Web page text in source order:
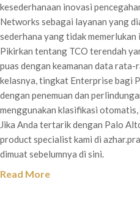
kesederhanaan inovasi
Networks sebagai layanan yang
sederhana yang tidak
Pikirkan tentang TCO terendah
puas dengan keamanan data
kelasnya, tingkat Enterprise bagi
dengan penemuan dan
menggunakan klasifikasi
Jika Anda tertarik dengan Palo
product specialist kami di
dimuat sebelumnya di sini.
Read More